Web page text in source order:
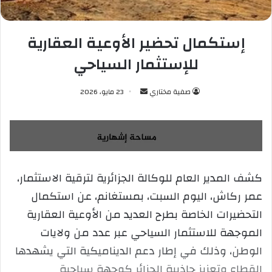
إستكمال تحضير الأوعية العقارية
للإستثمار السياحي
صفية مختاري
س
ل
ب
ي
د
إ
ل
ك
ت
23 مايو، 2026
كشف المدير العام للوكالة الجزائرية لترقية الاستثمار،
عمر ركاش، اليوم السبت، بمستغانم، عن استكمال
التحضيرات الخاصة بطرح العديد من الأوعية العقارية
الموجهة للاستثمار السياحي عبر عدد من ولايات
الوطن، وذلك في إطار دعم الديناميكية التي يشهدها